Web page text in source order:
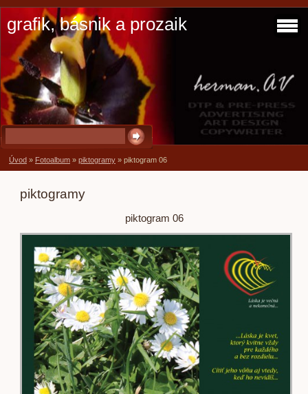
grafik, básnik a prozaik
Úvod » Fotoalbum » piktogramy » piktogram 06
piktogramy
piktogram 06